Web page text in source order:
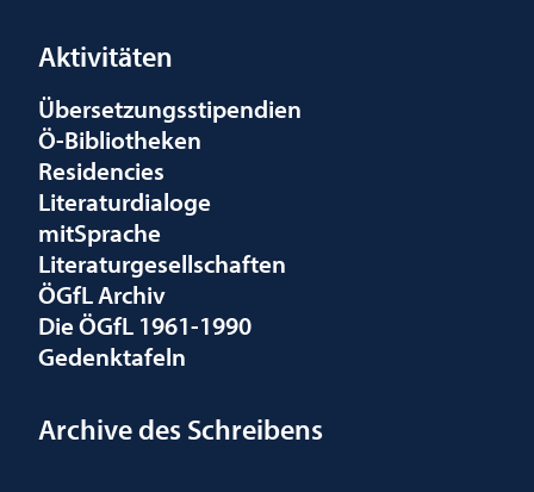
Aktivitäten
Übersetzungsstipendien
Ö-Bibliotheken
Residencies
Literaturdialoge
mitSprache
Literaturgesellschaften
ÖGfL Archiv
Die ÖGfL 1961-1990
Gedenktafeln
Archive des Schreibens